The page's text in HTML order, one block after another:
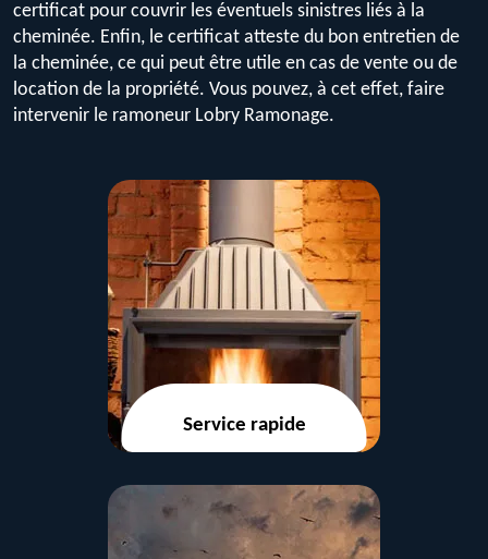
certificat pour couvrir les éventuels sinistres liés à la
cheminée. Enfin, le certificat atteste du bon entretien de
la cheminée, ce qui peut être utile en cas de vente ou de
location de la propriété. Vous pouvez, à cet effet, faire
intervenir le ramoneur Lobry Ramonage.
Service rapide